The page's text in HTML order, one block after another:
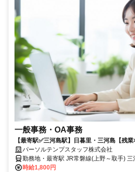
一般事務・OA事務
【最寄駅✅三河島駅】日暮里・三河島【残
サポート
パーソルテンプスタッフ株式会社
勤務地・最寄駅 JR常磐線(上野～取手) 三
時給1,800円